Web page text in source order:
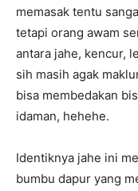
memasak tentu
tetapi orang awam
antara jahe, kencur,
sih masih agak
bisa membedakan
idaman, hehehe.
Identiknya jahe ini
bumbu dapur yang